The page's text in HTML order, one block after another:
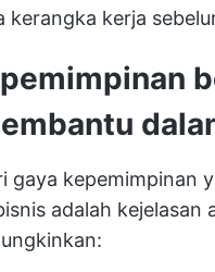
kerangka kerja
gaya kepemimpinan
adalah